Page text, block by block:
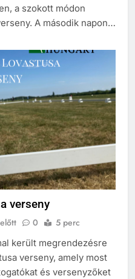
a szokott módon
A második napon…
verseny
0 5 perc
került megrendezésre
verseny, amely most
és versenyzőket